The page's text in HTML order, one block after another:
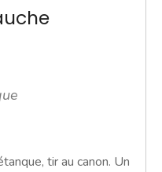
tir au canon. Un